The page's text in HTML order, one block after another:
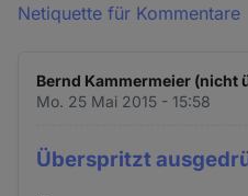
Netiquette für Kommentare
Bernd Kammermeier (nicht
Mo. 25 Mai 2015 - 15:58
Überspritzt